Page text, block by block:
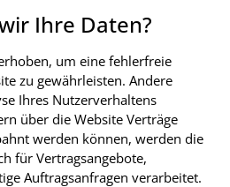
Ihre Daten?
um eine fehlerfreie
zu gewährleisten. Andere
Ihres Nutzerverhaltens
über die Website Verträge
werden können, werden die
für Vertragsangebote,
Auftragsanfragen verarbeitet.